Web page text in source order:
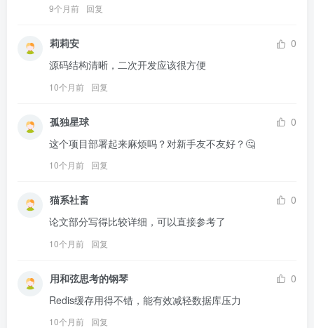
9个月前 回复
莉莉安
0
源码结构清晰，二次开发应该很方便
10个月前 回复
孤独星球
0
这个项目部署起来麻烦吗？对新手友不友好？🤔
10个月前 回复
猫系社畜
0
论文部分写得比较详细，可以直接参考了
10个月前 回复
用和弦思考的钢琴
0
Redis缓存用得不错，能有效减轻数据库压力
10个月前 回复